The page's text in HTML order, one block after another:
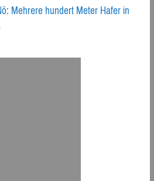
Mehrere hundert Meter Hafer in